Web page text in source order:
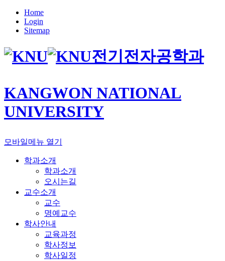
Home
Login
Sitemap
전기전자공학과
KANGWON NATIONAL
UNIVERSITY
모바일메뉴 열기
학과소개
학과소개
오시는길
교수소개
교수
명예교수
학사안내
교육과정
학사정보
학사일정